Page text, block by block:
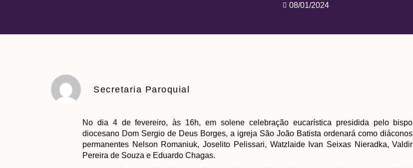
08/01/2024
Secretaria Paroquial
No dia 4 de fevereiro, às 16h, em solene celebração eucarística presidida pelo bispo
diocesano Dom Sergio de Deus Borges, a igreja São João Batista ordenará como diáconos
permanentes Nelson Romaniuk, Joselito Pelissari, Watzlaide Ivan Seixas Nieradka, Valdir
Pereira de Souza e Eduardo Chagas.